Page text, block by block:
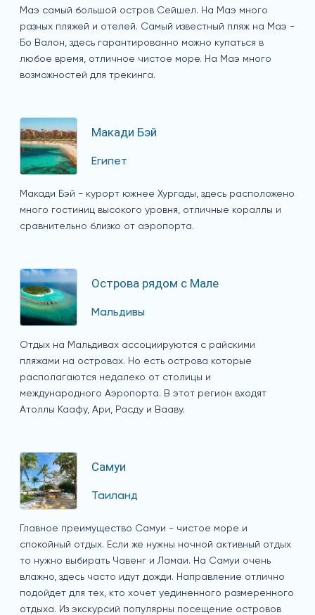
Маэ самый большой остров Сейшел. На Маэ много
разных пляжей и отелей. Самый известный пляж на Маэ -
Бо Валон, здесь гарантированно можно купаться в
любое время, отличное чистое море. На Маэ много
возможностей для трекинга.
Макади Бэй
Египет
Макади Бэй - курорт южнее Хургады, здесь расположено
много гостиниц высокого уровня, отличные кораллы и
сравнительно близко от аэропорта.
Острова рядом с Мале
Мальдивы
Отдых на Мальдивах ассоциируются с райскими
пляжами на островах. Но есть острова которые
располагаются недалеко от столицы и
международного Аэропорта. В этот регион входят
Атоллы Каафу, Ари, Расду и Вааву.
Самуи
Таиланд
Главное преимущество Самуи - чистое море и
спокойный отдых. Если же нужны ночной активный отдых
то нужно выбирать Чавенг и Ламаи. На Самуи очень
влажно, здесь часто идут дожди. Направление отлично
подойдет для тех, кто хочет уединенного размеренного
отдыха. Из экскурсий популярны посещение островов